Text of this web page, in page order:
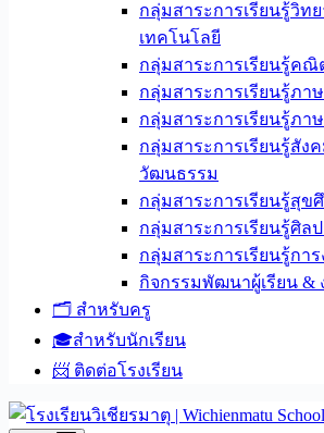
กลุ่มสาระการเรียนรู้วิท
เทคโนโลยี
กลุ่มสาระการเรียนรู้คณิ
กลุ่มสาระการเรียนรู้ภา
กลุ่มสาระการเรียนรู้ภา
กลุ่มสาระการเรียนรู้สัง
วัฒนธรรม
กลุ่มสาระการเรียนรู้สุข
กลุ่มสาระการเรียนรู้ศิลป
กลุ่มสาระการเรียนรู้กา
กิจกรรมพัฒนาผู้เรียน &
🗂️ สำหรับครู
🎓สำหรับนักเรียน
📨 ติดต่อโรงเรียน